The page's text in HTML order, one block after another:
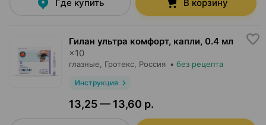
Где купить В корзину
Гилан ультра комфорт, капли, 0.4 мл
×10
глазные, Гротекс , Россия • без рецепта
Инструкция
13,25 — 13,60 р.